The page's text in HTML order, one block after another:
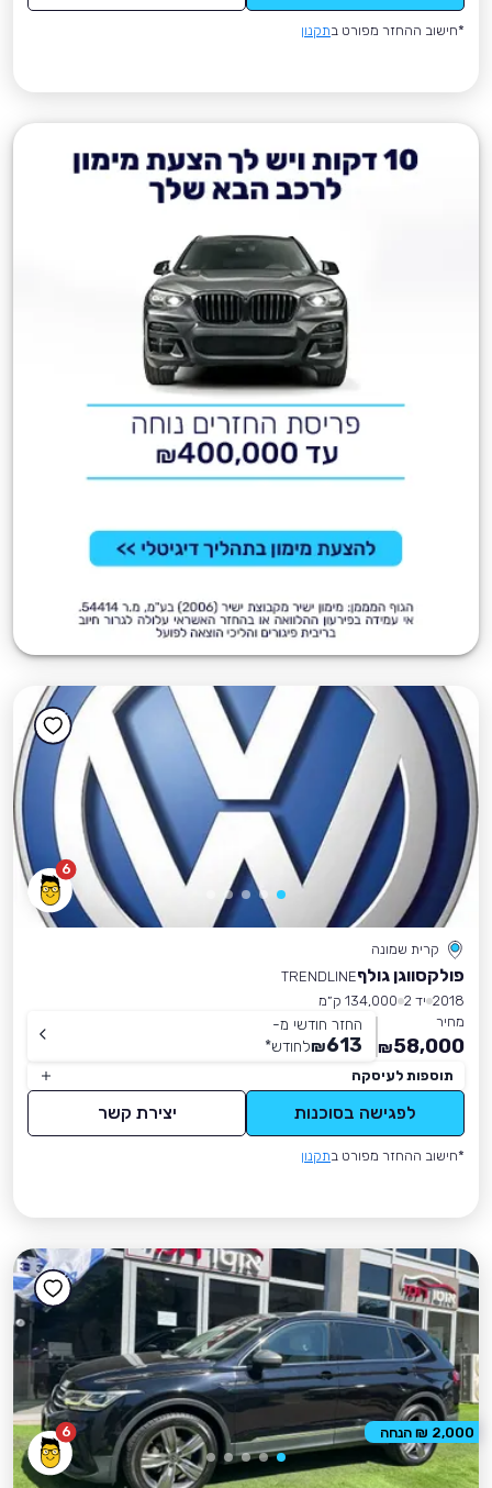
*חישוב ההחזר מפורט בתקנון
6
קרית שמונה
פולקסווגן גולףTRENDLINE
2018 יד 2
134,000 ק״מ
מחיר
58,000
₪
החזר חודשי מ-
613
₪לחודש*
תוספות לעיסקה
לפגישה בסוכנות יצירת קשר
*חישוב ההחזר מפורט בתקנון
6 2,000 ₪ הנחה